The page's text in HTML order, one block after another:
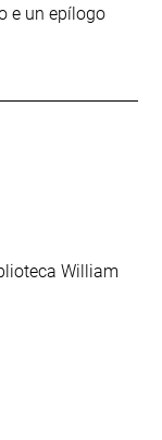
e un epílogo
William